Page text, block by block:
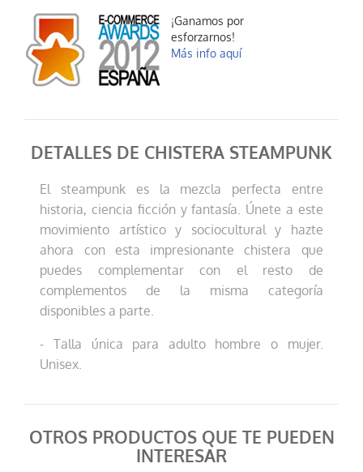
¡Ganamos por
esforzarnos!
Más info aquí
DETALLES DE CHISTERA STEAMPUNK
El steampunk es la mezcla perfecta entre
historia, ciencia ficción y fantasía. Únete a este
movimiento artístico y sociocultural y hazte
ahora con esta impresionante chistera que
puedes complementar con el resto de
complementos de la misma categoría
disponibles a parte.
- Talla única para adulto hombre o mujer.
Unisex.
OTROS PRODUCTOS QUE TE PUEDEN
INTERESAR